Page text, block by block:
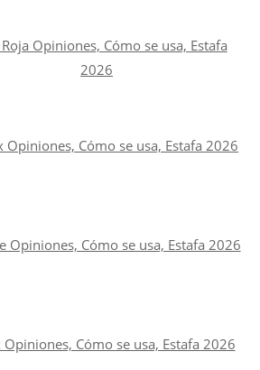
Opiniones, Cómo se usa, Estafa
2026
Opiniones, Cómo se usa, Estafa 2026
Opiniones, Cómo se usa, Estafa 2026
Cómo se usa, Estafa 2026